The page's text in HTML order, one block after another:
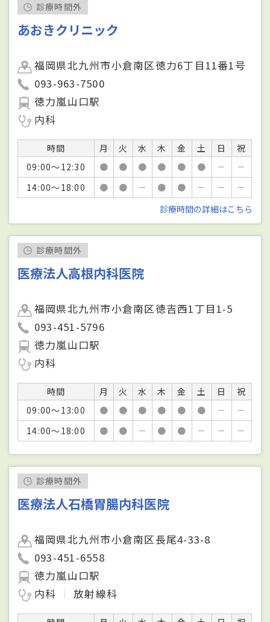
診療時間外
あおきクリニック
福岡県北九州市小倉南区徳力6丁目11番1号
093-963-7500
徳力嵐山口駅
内科
時間 月 火 水 木 金 土 日
祝
09:00～12:30
● ● ● ● ● ● －
－
14:00～18:00
● ● － ● ● － －
－
診療時間の詳細はこちら
診療時間外
医療法人高根内科医院
福岡県北九州市小倉南区徳吉西1丁目1-5
093-451-5796
徳力嵐山口駅
内科
時間 月 火 水 木 金 土 日
祝
09:00～13:00
● ● ● ● ● ● －
－
14:00～18:00
● ● － ● ● － － －
診療時間外
医療法人石橋胃腸内科医院
福岡県北九州市小倉南区長尾4-33-8
093-451-6558
徳力嵐山口駅
内科
放射線科